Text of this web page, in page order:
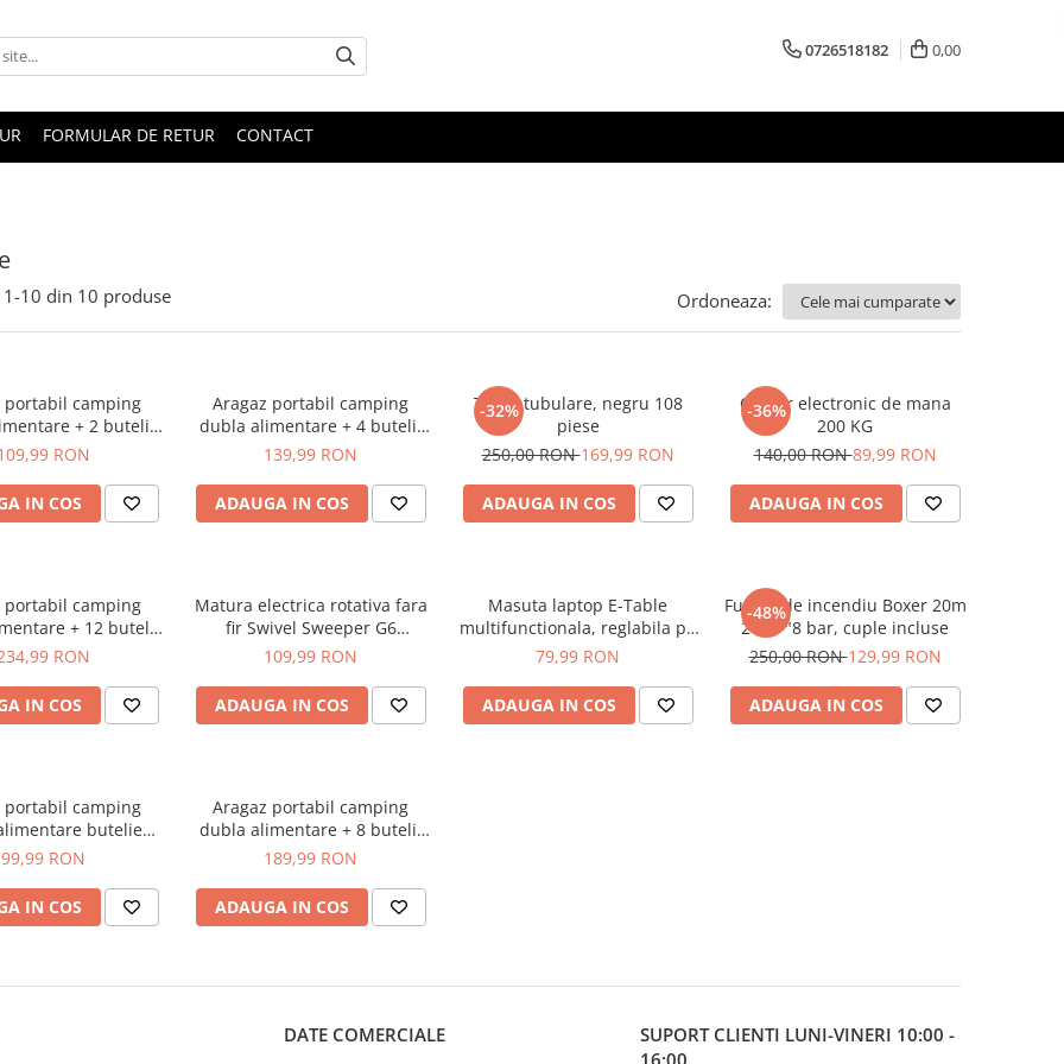
0726518182 0,00
FORMULAR DE RETUR CONTACT
1-10 din 10 produse Ordoneaza:
portabil camping
+ 2 butelii
incluseRON
IN COS
Aragaz portabil camping
dubla alimentare + 4 butelii
incluse
139,99 RON
ADAUGA IN COS
-32%
Trusa tubulare, negru 108
piese
250,00 RON169,99 RON
ADAUGA IN COS
-36%
Cantar electronic de mana
200 KG
140,00 RON89,99 RON
ADAUGA IN COS
portabil camping
+ 12 butelii
incluseRON
IN COS
Matura electrica rotativa fara
fir Swivel Sweeper G6
Pro,insta
109,99 RON
ADAUGA IN COS
Masuta laptop E-Table
multifunctionala, reglabila pe
inaltime
79,99 RON
ADAUGA IN COS
-48%
Furtun de incendiu Boxer 20m
2 toli "8 bar, cuple incluse
250,00 RON129,99 RON
ADAUGA IN COS
portabil camping
butelie
spray sau gaz
99,99 RON
IN COS
Aragaz portabil camping
dubla alimentare + 8 butelii
incluse
189,99 RON
ADAUGA IN COS
DATE COMERCIALE SUPORT CLIENTI LUNI-VINERI 10:00 -
16:00